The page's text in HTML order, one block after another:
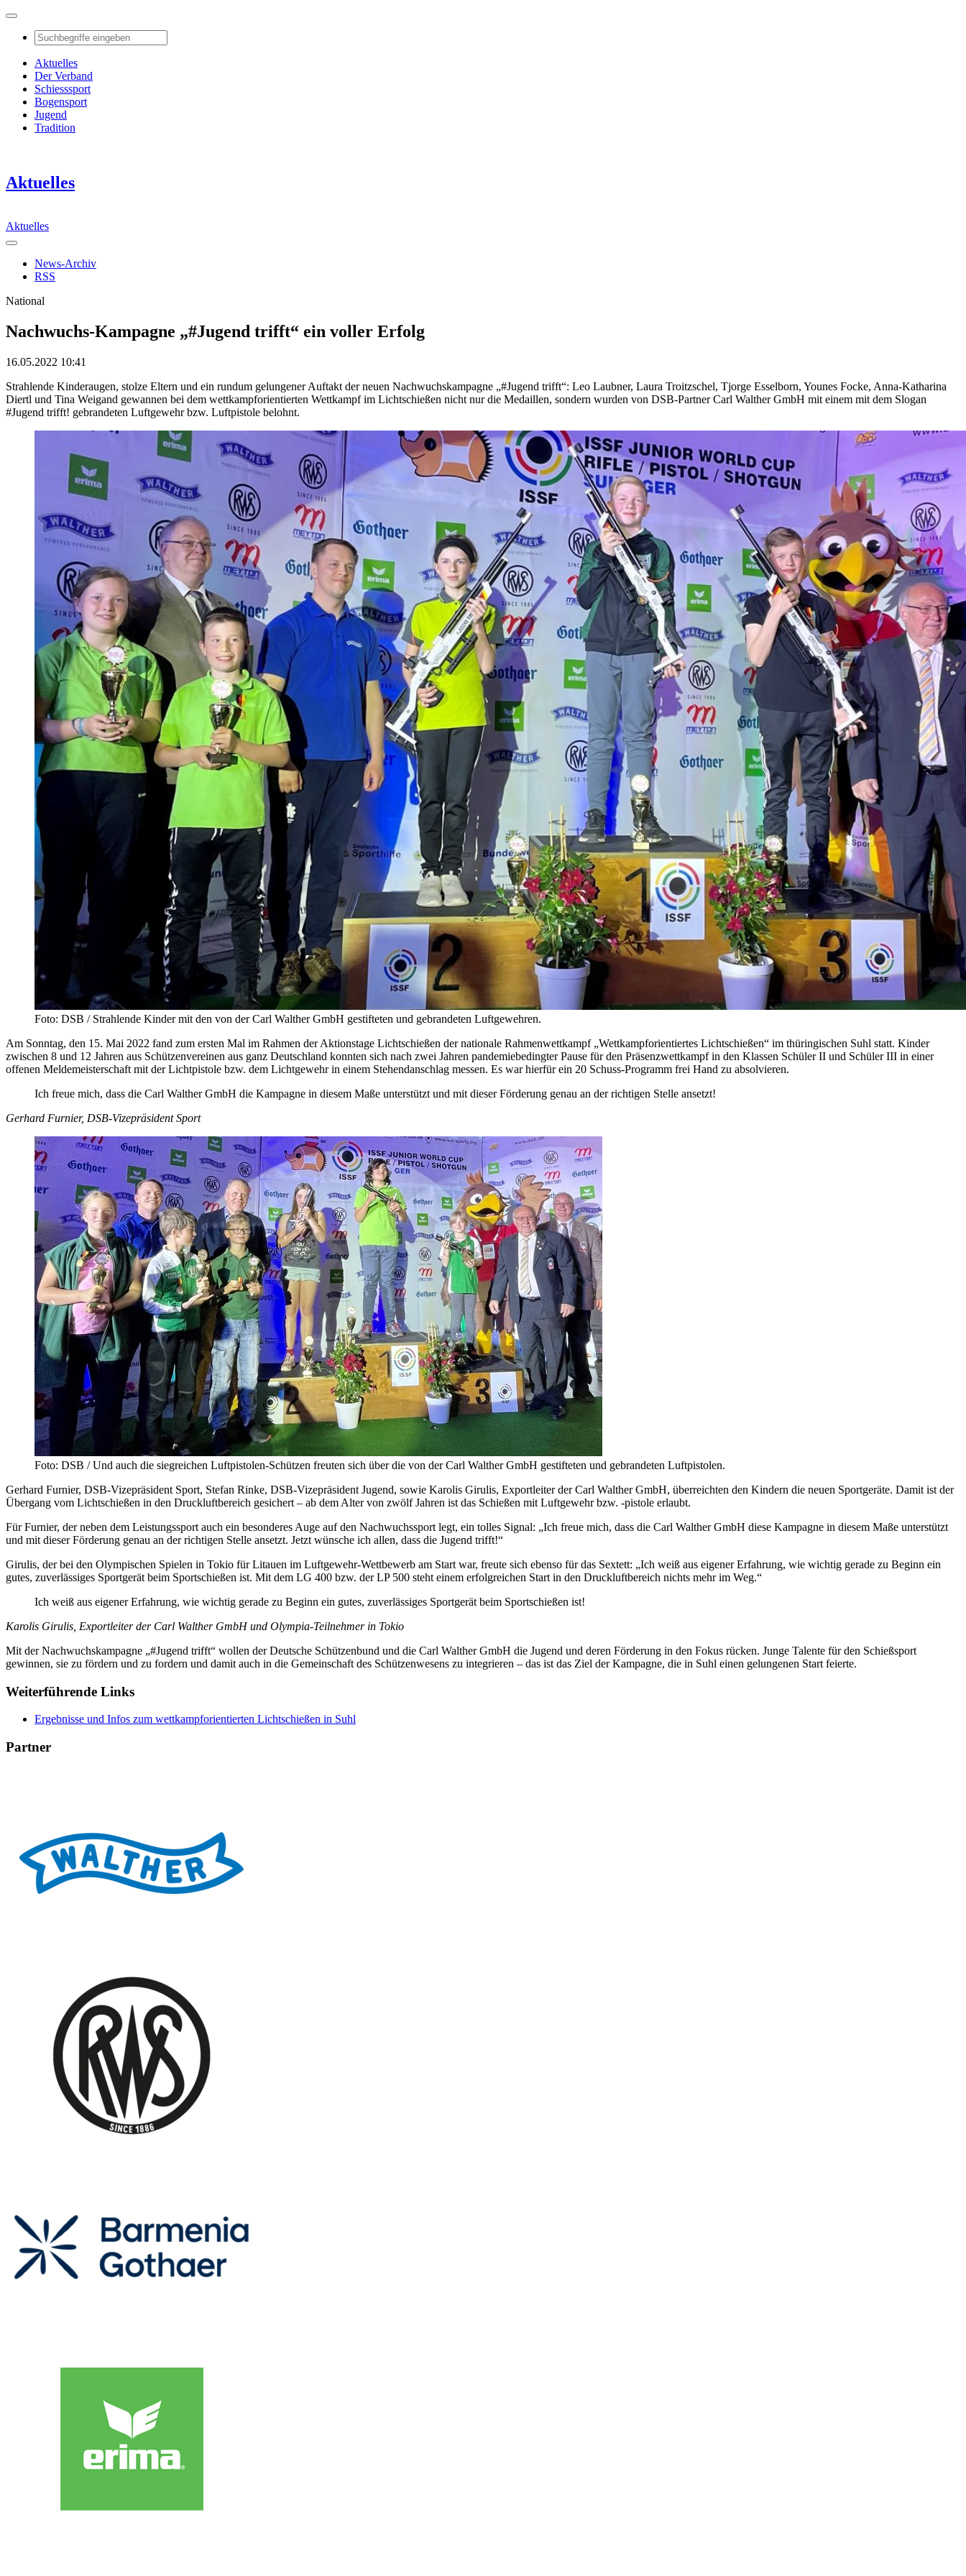
Aktuelles
Der Verband
Schiesssport
Bogensport
Jugend
Tradition
Aktuelles
Aktuelles
News-Archiv
RSS
National
Nachwuchs-Kampagne „#Jugend trifft“ ein voller Erfolg
16.05.2022 10:41
Strahlende Kinderaugen, stolze Eltern und ein rundum gelungener Auftakt der neuen Nachwuchskampagne „#Jugend trifft“: Leo Laubner, Laura Troitzschel, Tjorge Esselborn, Younes Focke, Anna-Katharina
Diertl und Tina Weigand gewannen bei dem wettkampforientierten Wettkampf im Lichtschießen nicht nur die Medaillen, sondern wurden von DSB-Partner Carl Walther GmbH mit einem mit dem Slogan
#Jugend trifft! gebrandeten Luftgewehr bzw. Luftpistole belohnt.
Foto: DSB / Strahlende Kinder mit den von der Carl Walther GmbH gestifteten und gebrandeten Luftgewehren.
Am Sonntag, den 15. Mai 2022 fand zum ersten Mal im Rahmen der Aktionstage Lichtschießen der nationale Rahmenwettkampf „Wettkampforientiertes Lichtschießen“ im thüringischen Suhl statt. Kinder
zwischen 8 und 12 Jahren aus Schützenvereinen aus ganz Deutschland konnten sich nach zwei Jahren pandemiebedingter Pause für den Präsenzwettkampf in den Klassen Schüler II und Schüler III in einer
offenen Meldemeisterschaft mit der Lichtpistole bzw. dem Lichtgewehr in einem Stehendanschlag messen. Es war hierfür ein 20 Schuss-Programm frei Hand zu absolvieren.
Ich freue mich, dass die Carl Walther GmbH die Kampagne in diesem Maße unterstützt und mit dieser Förderung genau an der richtigen Stelle ansetzt!
Gerhard Furnier, DSB-Vizepräsident Sport
Foto: DSB / Und auch die siegreichen Luftpistolen-Schützen freuten sich über die von der Carl Walther GmbH gestifteten und gebrandeten Luftpistolen.
Gerhard Furnier, DSB-Vizepräsident Sport, Stefan Rinke, DSB-Vizepräsident Jugend, sowie Karolis Girulis, Exportleiter der Carl Walther GmbH, überreichten den Kindern die neuen Sportgeräte. Damit ist der
Übergang vom Lichtschießen in den Druckluftbereich gesichert – ab dem Alter von zwölf Jahren ist das Schießen mit Luftgewehr bzw. -pistole erlaubt.
Für Furnier, der neben dem Leistungssport auch ein besonderes Auge auf den Nachwuchssport legt, ein tolles Signal: „Ich freue mich, dass die Carl Walther GmbH diese Kampagne in diesem Maße unterstützt
und mit dieser Förderung genau an der richtigen Stelle ansetzt. Jetzt wünsche ich allen, dass die Jugend trifft!“
Girulis, der bei den Olympischen Spielen in Tokio für Litauen im Luftgewehr-Wettbewerb am Start war, freute sich ebenso für das Sextett: „Ich weiß aus eigener Erfahrung, wie wichtig gerade zu Beginn ein
gutes, zuverlässiges Sportgerät beim Sportschießen ist. Mit dem LG 400 bzw. der LP 500 steht einem erfolgreichen Start in den Druckluftbereich nichts mehr im Weg.“
Ich weiß aus eigener Erfahrung, wie wichtig gerade zu Beginn ein gutes, zuverlässiges Sportgerät beim Sportschießen ist!
Karolis Girulis, Exportleiter der Carl Walther GmbH und Olympia-Teilnehmer in Tokio
Mit der Nachwuchskampagne „#Jugend trifft“ wollen der Deutsche Schützenbund und die Carl Walther GmbH die Jugend und deren Förderung in den Fokus rücken. Junge Talente für den Schießsport
gewinnen, sie zu fördern und zu fordern und damit auch in die Gemeinschaft des Schützenwesens zu integrieren – das ist das Ziel der Kampagne, die in Suhl einen gelungenen Start feierte.
Weiterführende Links
Ergebnisse und Infos zum wettkampforientierten Lichtschießen in Suhl
Partner